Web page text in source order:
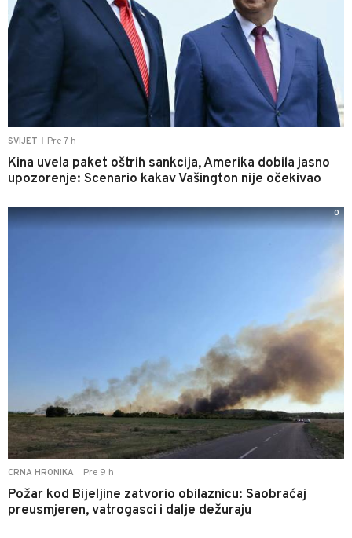
SVIJET Pre 7 h
Kina uvela paket oštrih sankcija, Amerika dobila jasno
upozorenje: Scenario kakav Vašington nije očekivao
CRNA HRONIKA Pre 9 h
Požar kod Bijeljine zatvorio obilaznicu: Saobraćaj
preusmjeren, vatrogasci i dalje dežuraju
0